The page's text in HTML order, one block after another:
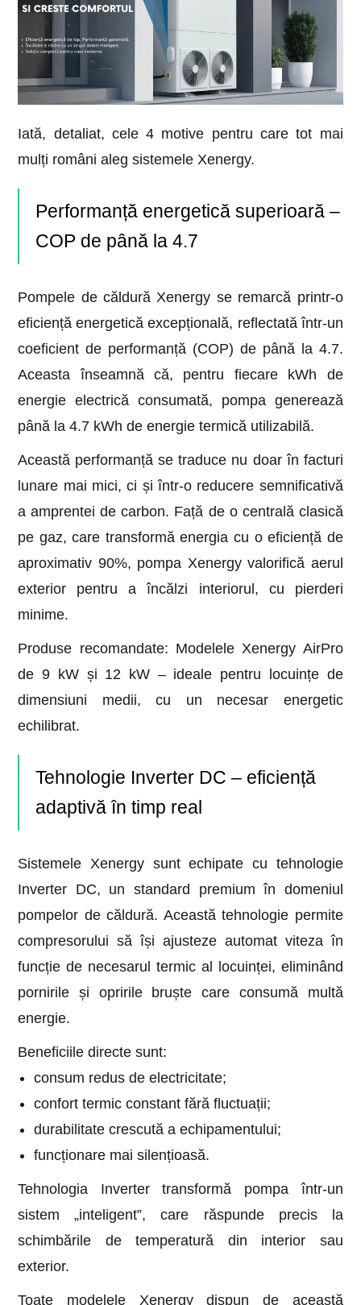
Iată, detaliat, cele 4 motive pentru care tot mai
mulți români aleg sistemele Xenergy.
Performanță energetică superioară –
COP de până la 4.7
Pompele de căldură Xenergy se remarcă printr-o
eficiență energetică excepțională, reflectată într-un
coeficient de performanță (COP) de până la 4.7.
Aceasta înseamnă că, pentru fiecare kWh de
energie electrică consumată, pompa generează
până la 4.7 kWh de energie termică utilizabilă.
Această performanță se traduce nu doar în facturi
lunare mai mici, ci și într-o reducere semnificativă
a amprentei de carbon. Față de o centrală clasică
pe gaz, care transformă energia cu o eficiență de
aproximativ 90%, pompa Xenergy valorifică aerul
exterior pentru a încălzi interiorul, cu pierderi
minime.
Produse recomandate: Modelele Xenergy AirPro
de 9 kW și 12 kW – ideale pentru locuințe de
dimensiuni medii, cu un necesar energetic
echilibrat.
Tehnologie Inverter DC – eficiență
adaptivă în timp real
Sistemele Xenergy sunt echipate cu tehnologie
Inverter DC, un standard premium în domeniul
pompelor de căldură. Această tehnologie permite
compresorului să își ajusteze automat viteza în
funcție de necesarul termic al locuinței, eliminând
pornirile și opririle bruște care consumă multă
energie.
Beneficiile directe sunt:
consum redus de electricitate;
confort termic constant fără fluctuații;
durabilitate crescută a echipamentului;
funcționare mai silențioasă.
Tehnologia Inverter transformă pompa într-un
sistem „inteligent”, care răspunde precis la
schimbările de temperatură din interior sau
exterior.
Toate modelele Xenergy dispun de această